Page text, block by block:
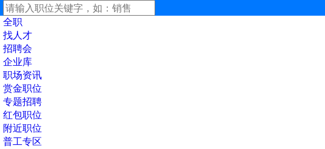
全职
找人才
招聘会
企业库
职场资讯
赏金职位
专题招聘
红包职位
附近职位
普工专区